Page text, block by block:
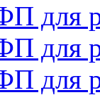
для
для
для